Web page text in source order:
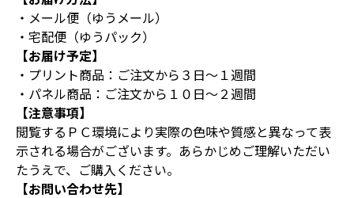
・メール便（ゆうメール）
・宅配便（ゆうパック）
【お届け予定】
・プリント商品：ご注文から３日～１週間
・パネル商品：ご注文から１０日～２週間
【注意事項】
閲覧するＰＣ環境により実際の色味や質感と異なって表
示される場合がございます。あらかじめご理解いただい
たうえで、ご購入ください。
【お問い合わせ先】